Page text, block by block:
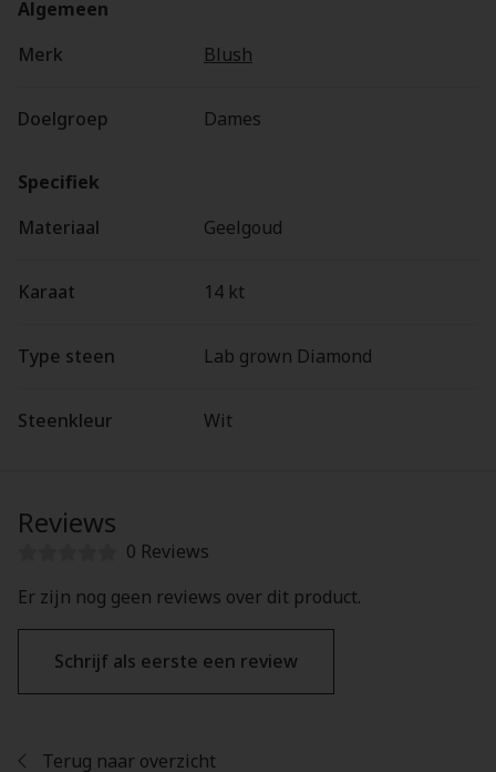
Algemeen
Merk
Blush
Doelgroep Dames
Specifiek
Materiaal
Geelgoud
Karaat 14 kt
Type steen Lab grown Diamond
Steenkleur Wit
Reviews
0 Reviews
Er zijn nog geen reviews over dit product.
Schrijf als eerste een review
Terug naar overzicht